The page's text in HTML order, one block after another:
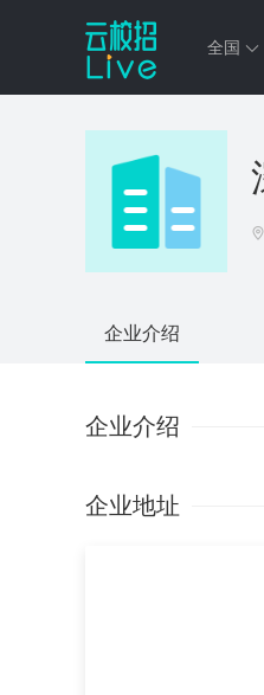
全国
企业介绍
企业介绍
企业地址